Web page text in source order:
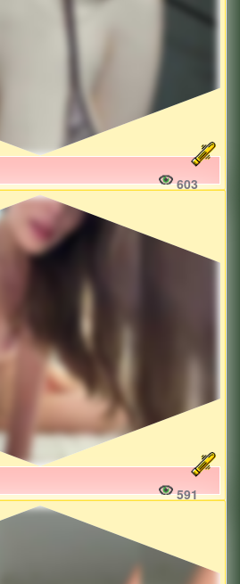
603
591